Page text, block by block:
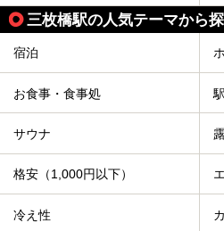
三枚橋駅の人気テーマから
宿泊
お食事・食事処
サウナ
格安（1,000円以下）
冷え性